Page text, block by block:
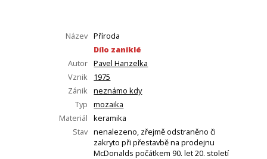
Název Příroda
Dílo zaniklé
Autor Pavel Hanzelka
Vznik
1975
Zánik neznámo kdy
Typ
mozaika
Materiál
keramika
Stav nenalezeno, zřejmě odstraněno či
zakryto při přestavbě na prodejnu
McDonalds počátkem 90. let 20. století